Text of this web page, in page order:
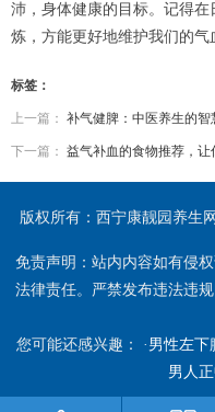
沛，身体健康的目标。记得
炼，方能更好地维护我们的气
标签：
上一篇： 补气健脾：中医养生的智
下一篇： 益气补血的食物推荐，让
版权所有：西宁康靓园养生
免责声明：站内内容如有侵
法律责任。严禁发布违法违
您可能还感兴趣： · 男性左下
男人